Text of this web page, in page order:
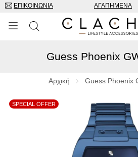
ΕΠΙΚΟΙΝΩΝΊΑ ΑΓΑΠΗΜΈΝΑ
ΜΑΡΚΕΣ
ΡΟΛΌΓΙΑ
ΚΟΣΜΉΜΑΤΑ
ΓΥΑΛΙΆ ΗΛΊΟΥ
ΑΞΕΣΟΥΑΡ
Guess Phoenix
Αρχική Guess Phoenix
SPECIAL OFFER